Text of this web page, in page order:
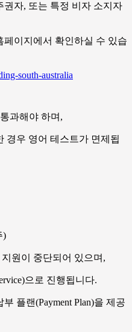
권자, 또는 특정 비자 소지자
이지에서 확인하실 수 있습
south-australia
과해야 하며,
경우 영어 테스트가 면제됩
)
원이 중단되어 있으며,
으로 진행됩니다.
플랜(Payment Plan)을 제공